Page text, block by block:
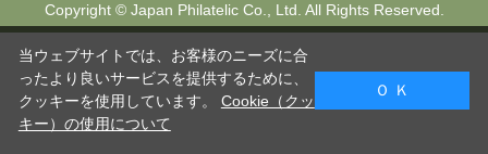
Copyright © Japan Philatelic Co., Ltd. All Rights Reserved.
当ウェブサイトでは、お客様のニーズに合
ったより良いサービスを提供するために、
クッキーを使用しています。 Cookie（クッ
キー）の使用について
Ｏ Ｋ